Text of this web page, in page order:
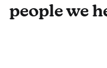
people we